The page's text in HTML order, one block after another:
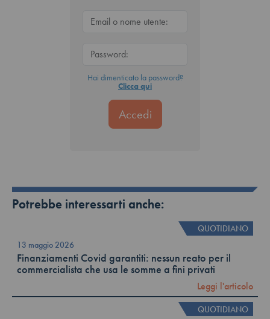
Hai dimenticato la password?
Clicca qui
Potrebbe interessarti anche:
QUOTIDIANO
13 maggio 2026
Finanziamenti Covid garantiti: nessun reato per il
commercialista che usa le somme a fini privati
Leggi l'articolo
QUOTIDIANO